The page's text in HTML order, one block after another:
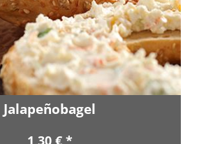
Jalapeñobagel
1,30 € *